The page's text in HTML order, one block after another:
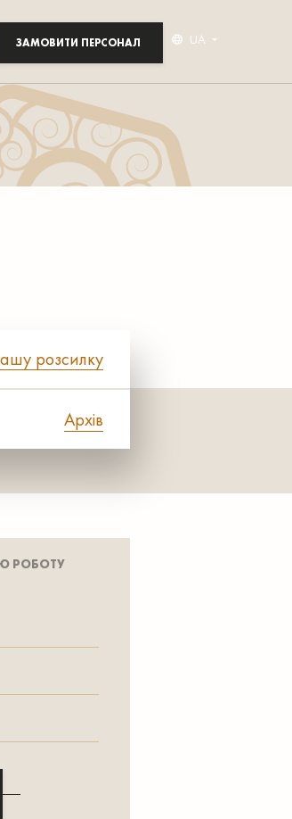
ЗАМОВИТИ ПЕРСОНАЛ UA
розсилку
Архів
РОБОТУ